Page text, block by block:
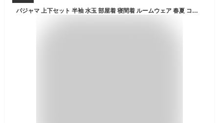
パジャマ 上下セット 半袖 水玉 部屋着 寝間着 ルームウェア 春夏 コットン 女性 かわいい 大きいサイズ 4L レディース 誕生日 ギフト 結婚祝い プレゼント ホワイト ブルー dh010n1n1f4